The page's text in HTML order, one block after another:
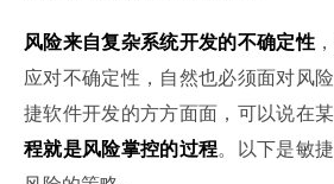
风险来自复杂系统开发的不确定性
应对不确定性，自然也必须面对风
捷软件开发的方方面面，可以说在
程就是风险掌控的过程。以下是敏